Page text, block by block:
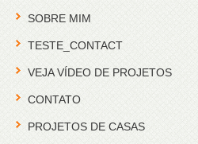
SOBRE MIM
TESTE_CONTACT
VEJA VÍDEO DE PROJETOS
CONTATO
PROJETOS DE CASAS